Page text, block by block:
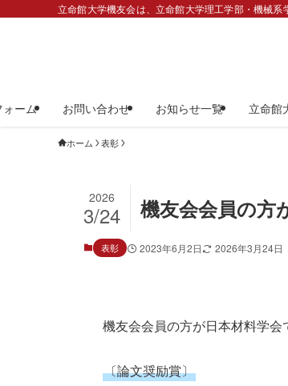
立命館大学機友会は、立命館大学理工学部・機械系
ーム お問い合わせ お知らせ一覧 立命館
ホーム 表彰
機友会会員の方
2026
3/24
表彰 2023年6月2日 2026年3月24日
機友会会員の方が日本材料学会
〔論文奨励賞〕